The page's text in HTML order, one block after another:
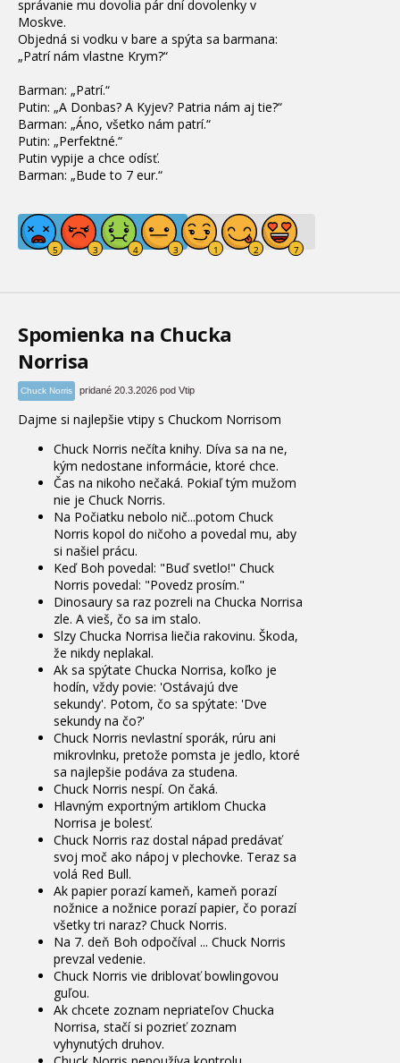
správanie mu dovolia pár dní dovolenky v
Moskve.
Objedná si vodku v bare a spýta sa barmana:
„Patrí nám vlastne Krym?“
Barman: „Patrí.“
Putin: „A Donbas? A Kyjev? Patria nám aj tie?“
Barman: „Áno, všetko nám patrí.“
Putin: „Perfektné.“
Putin vypije a chce odísť.
Barman: „Bude to 7 eur.“
Spomienka na Chucka
Norrisa
Chuck Norris pridané 20.3.2026 pod Vtip
Dajme si najlepšie vtipy s Chuckom Norrisom
Chuck Norris nečíta knihy. Díva sa na ne,
kým nedostane informácie, ktoré chce.
Čas na nikoho nečaká. Pokiaľ tým mužom
nie je Chuck Norris.
Na Počiatku nebolo nič...potom Chuck
Norris kopol do ničoho a povedal mu, aby
si našiel prácu.
Keď Boh povedal: "Buď svetlo!" Chuck
Norris povedal: "Povedz prosím."
Dinosaury sa raz pozreli na Chucka Norrisa
zle. A vieš, čo sa im stalo.
Slzy Chucka Norrisa liečia rakovinu. Škoda,
že nikdy neplakal.
Ak sa spýtate Chucka Norrisa, koľko je
hodín, vždy povie: 'Ostávajú dve
sekundy'. Potom, čo sa spýtate: 'Dve
sekundy na čo?'
Chuck Norris nevlastní sporák, rúru ani
mikrovlnku, pretože pomsta je jedlo, ktoré
sa najlepšie podáva za studena.
Chuck Norris nespí. On čaká.
Hlavným exportným artiklom Chucka
Norrisa je bolesť.
Chuck Norris raz dostal nápad predávať
svoj moč ako nápoj v plechovke. Teraz sa
volá Red Bull.
Ak papier porazí kameň, kameň porazí
nožnice a nožnice porazí papier, čo porazí
všetky tri naraz? Chuck Norris.
Na 7. deň Boh odpočíval ... Chuck Norris
prevzal vedenie.
Chuck Norris vie driblovať bowlingovou
guľou.
Ak chcete zoznam nepriateľov Chucka
Norrisa, stačí si pozrieť zoznam
vyhynutých druhov.